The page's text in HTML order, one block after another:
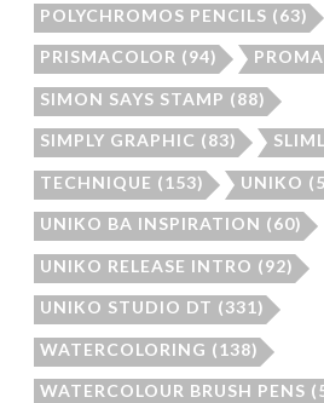
POLYCHROMOS PENCILS (63)
PRISMACOLOR (94)
SIMON SAYS STAMP (88)
SIMPLY GRAPHIC (83)
TECHNIQUE (153) UNIKO
UNIKO BA INSPIRATION (60)
UNIKO RELEASE INTRO (92)
UNIKO STUDIO DT (331)
WATERCOLORING (138)
WATERCOLOUR BRUSH PENS